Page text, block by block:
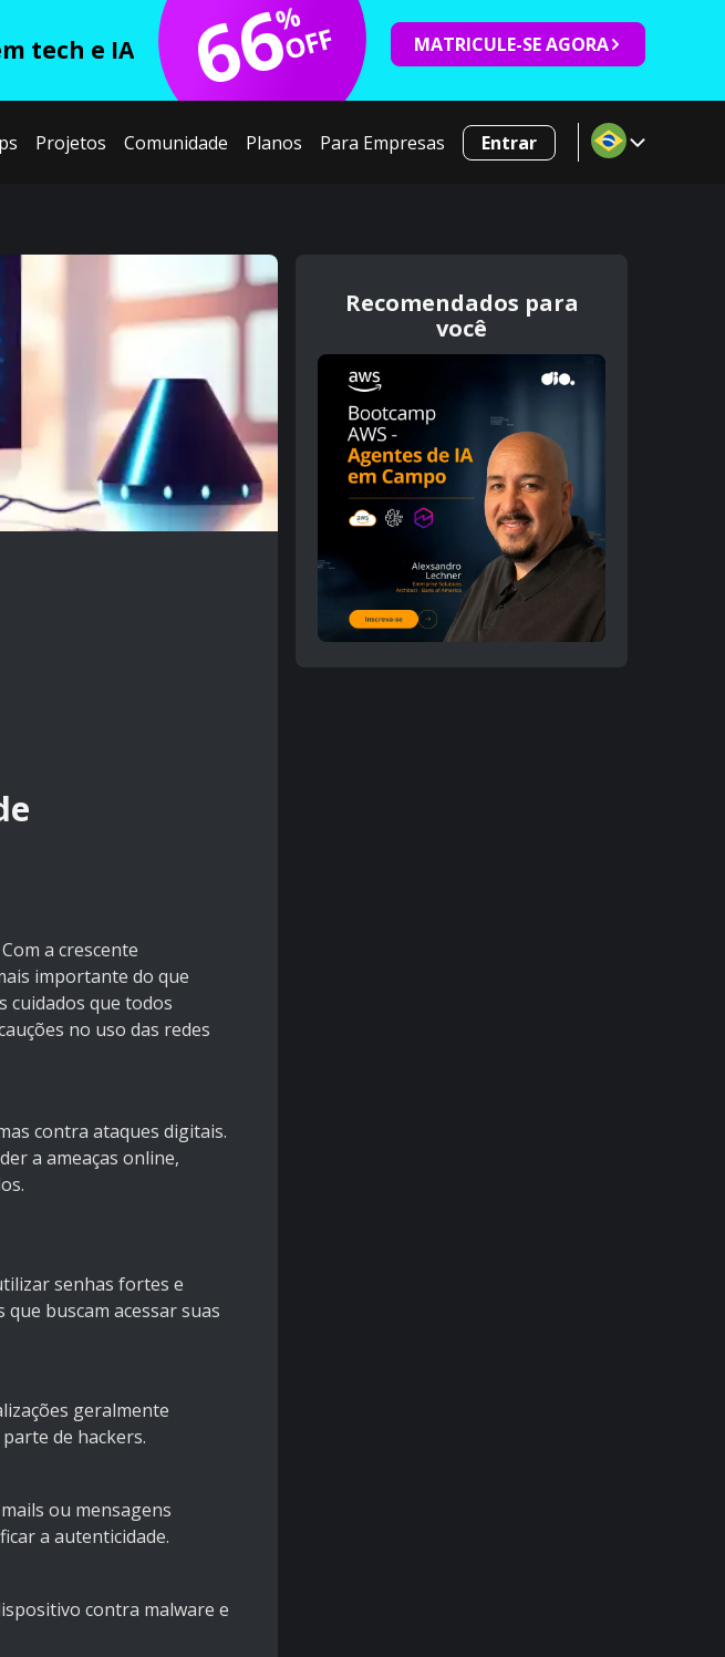
tech e IA 66
%
OFF MATRICULE-SE AGORA
Projetos Comunidade Planos Para Empresas Entrar
a crescente
importante do que
cuidados que todos
no uso das redes
contra ataques digitais.
a ameaças online,
senhas fortes e
buscam acessar suas
geralmente
de hackers.
ou mensagens
a autenticidade.
contra malware e
Recomendados para
você